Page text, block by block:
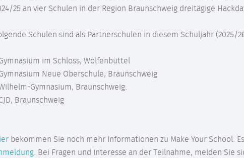
25 an vier Schulen in der Region Braunschweig dreitägige
Schulen sind als Partnerschulen in diesem Schuljahr (2025/
im Schloss, Wolfenbüttel
Neue Oberschule, Braunschweig
Gymnasium, Braunschweig.
Braunschweig
bekommen Sie noch mehr Informationen zu Make Your School.
. Bei Fragen und Interesse an der Teilnahme, melden Sie